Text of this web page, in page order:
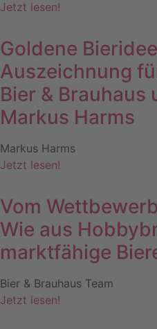
Jetzt lesen!
Goldene
Auszeichnung
Bier & Brauhaus
Markus Harms
Markus Harms
Jetzt lesen!
Vom
Wie aus
marktfähige
Bier & Brauhaus Team
Jetzt lesen!